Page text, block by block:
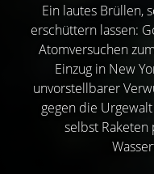
Ein lautes Brüllen,
erschüttern lassen:
Atomversuchen
Einzug in New
unvorstellbarer
gegen die
selbst